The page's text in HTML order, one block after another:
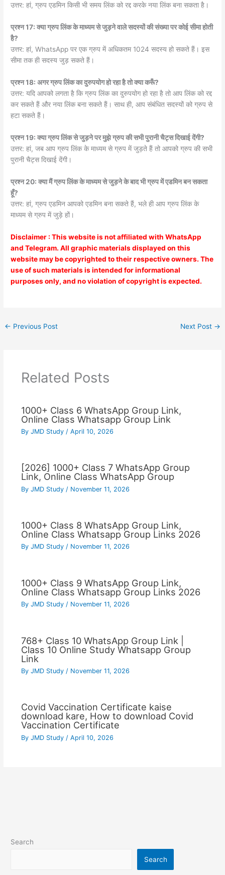
उत्तर: हां, ग्रुप एडमिन किसी भी समय लिंक को रद्द करके नया लिंक बना सकता है।
प्रश्न 17: क्या ग्रुप लिंक के माध्यम से जुड़ने वाले सदस्यों की संख्या पर कोई सीमा होती
है?
उत्तर: हां, WhatsApp पर एक ग्रुप में अधिकतम 1024 सदस्य हो सकते हैं। इस
सीमा तक ही सदस्य जुड़ सकते हैं।
प्रश्न 18: अगर ग्रुप लिंक का दुरुपयोग हो रहा है तो क्या करूँ?
उत्तर: यदि आपको लगता है कि ग्रुप लिंक का दुरुपयोग हो रहा है तो आप लिंक को रद्द
कर सकते हैं और नया लिंक बना सकते हैं। साथ ही, आप संबंधित सदस्यों को ग्रुप से
हटा सकते हैं।
प्रश्न 19: क्या ग्रुप लिंक से जुड़ने पर मुझे ग्रुप की सभी पुरानी चैट्स दिखाई देंगी?
उत्तर: हां, जब आप ग्रुप लिंक के माध्यम से ग्रुप में जुड़ते हैं तो आपको ग्रुप की सभी
पुरानी चैट्स दिखाई देंगी।
प्रश्न 20: क्या मैं ग्रुप लिंक के माध्यम से जुड़ने के बाद भी ग्रुप में एडमिन बन सकता
हूँ?
उत्तर: हां, ग्रुप एडमिन आपको एडमिन बना सकते हैं, भले ही आप ग्रुप लिंक के
माध्यम से ग्रुप में जुड़े हों।
Disclaimer : This website is not affiliated with WhatsApp
and Telegram. All graphic materials displayed on this
website may be copyrighted to their respective owners. The
use of such materials is intended for informational
purposes only, and no violation of copyright is expected.
← Previous Post Next Post →
Related Posts
1000+ Class 6 WhatsApp Group Link,
Online Class Whatsapp Group Link
By JMD Study / April 10, 2026
[2026] 1000+ Class 7 WhatsApp Group
Link, Online Class WhatsApp Group
By JMD Study / November 11, 2026
1000+ Class 8 WhatsApp Group Link,
Online Class Whatsapp Group Links 2026
By JMD Study / November 11, 2026
1000+ Class 9 WhatsApp Group Link,
Online Class Whatsapp Group Links 2026
By JMD Study / November 11, 2026
768+ Class 10 WhatsApp Group Link |
Class 10 Online Study Whatsapp Group
Link
By JMD Study / November 11, 2026
Covid Vaccination Certificate kaise
download kare, How to download Covid
Vaccination Certificate
By JMD Study / April 10, 2026
Search
Search